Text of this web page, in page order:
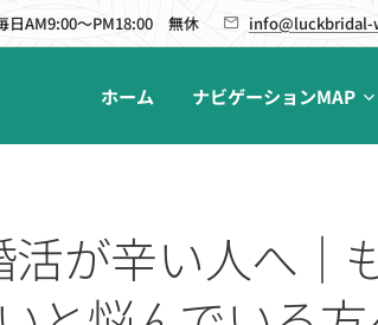
日AM9:00～PM18:00 無休
ホーム ナビゲーションMAP
活が辛い人へ｜